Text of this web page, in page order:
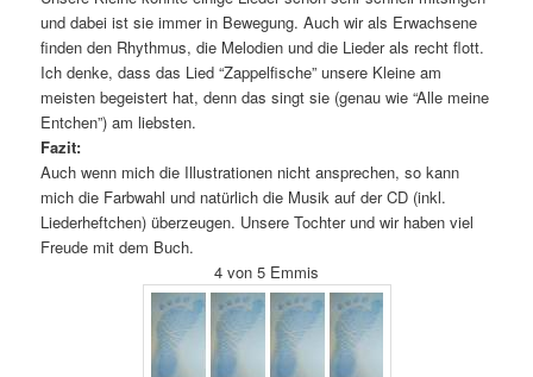
und dabei ist sie immer in Bewegung. Auch wir als Erwachsene
finden den Rhythmus, die Melodien und die Lieder als recht flott.
Ich denke, dass das Lied “Zappelfische” unsere Kleine am
meisten begeistert hat, denn das singt sie (genau wie “Alle meine
Entchen”) am liebsten.
Fazit:
Auch wenn mich die Illustrationen nicht ansprechen, so kann
mich die Farbwahl und natürlich die Musik auf der CD (inkl.
Liederheftchen) überzeugen. Unsere Tochter und wir haben viel
Freude mit dem Buch.
4 von 5 Emmis